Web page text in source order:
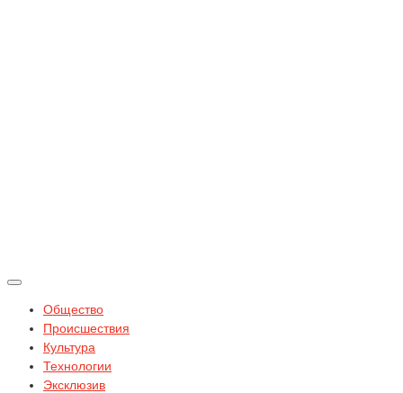
Общество
Происшествия
Культура
Технологии
Эксклюзив